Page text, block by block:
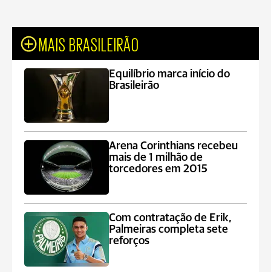
MAIS BRASILEIRÃO
Equilíbrio marca início do
Brasileirão
Arena Corinthians recebeu
mais de 1 milhão de
torcedores em 2015
Com contratação de Erik,
Palmeiras completa sete
reforços